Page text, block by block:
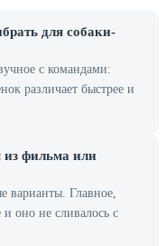
для собаки-
с командами:
различает быстрее и
из фильма или
Главное,
и оно не сливалось с